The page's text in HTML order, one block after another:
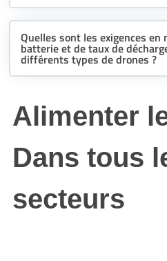
Quelles sont les exigences en
batterie et de taux de
différents types de drones ?
Alimenter
Dans tous
secteurs